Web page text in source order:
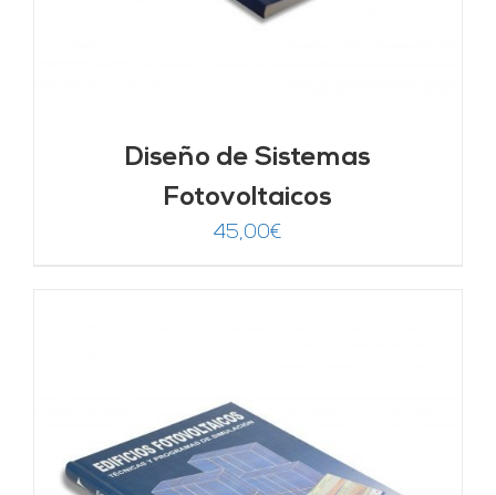
Diseño de Sistemas
Fotovoltaicos
45,00€